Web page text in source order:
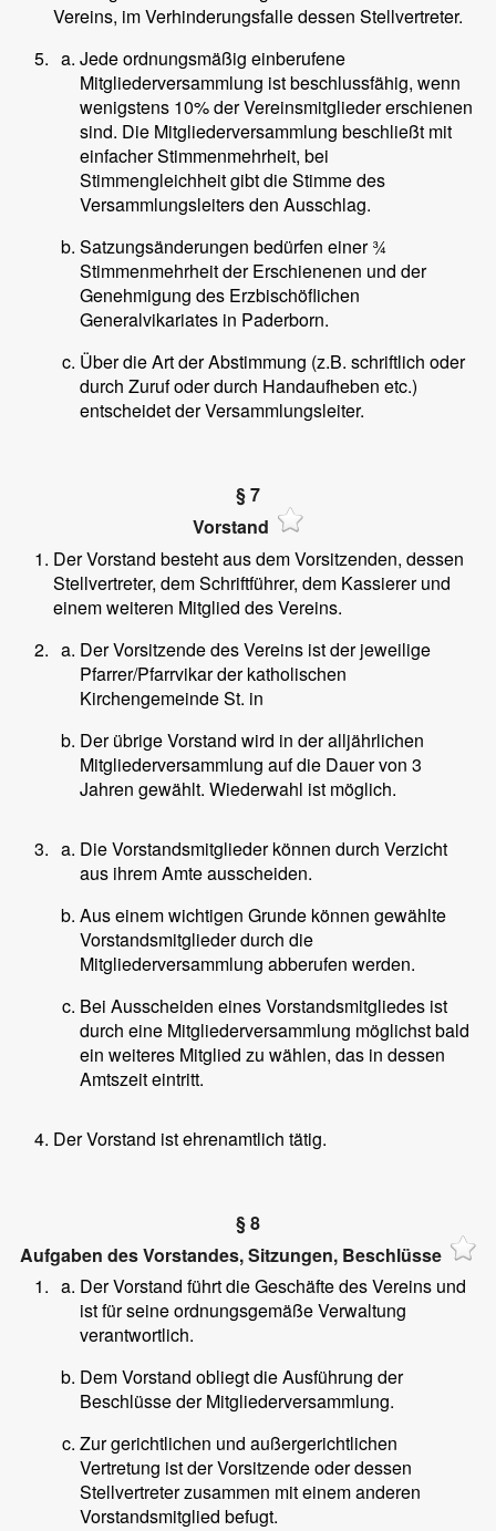
Vereins, im Verhinderungsfalle dessen Stellvertreter.
Jede ordnungsmäßig einberufene
Mitgliederversammlung ist beschlussfähig, wenn
wenigstens 10% der Vereinsmitglieder erschienen
sind. Die Mitgliederversammlung beschließt mit
einfacher Stimmenmehrheit, bei
Stimmengleichheit gibt die Stimme des
Versammlungsleiters den Ausschlag.
Satzungsänderungen bedürfen einer ¾
Stimmenmehrheit der Erschienenen und der
Genehmigung des Erzbischöflichen
Generalvikariates in Paderborn.
Über die Art der Abstimmung (z.B. schriftlich oder
durch Zuruf oder durch Handaufheben etc.)
entscheidet der Versammlungsleiter.
§ 7
Vorstand
Der Vorstand besteht aus dem Vorsitzenden, dessen
Stellvertreter, dem Schriftführer, dem Kassierer und
einem weiteren Mitglied des Vereins.
Der Vorsitzende des Vereins ist der jeweilige
Pfarrer/Pfarrvikar der katholischen
Kirchengemeinde St. in
Der übrige Vorstand wird in der alljährlichen
Mitgliederversammlung auf die Dauer von 3
Jahren gewählt. Wiederwahl ist möglich.
Die Vorstandsmitglieder können durch Verzicht
aus ihrem Amte ausscheiden.
Aus einem wichtigen Grunde können gewählte
Vorstandsmitglieder durch die
Mitgliederversammlung abberufen werden.
Bei Ausscheiden eines Vorstandsmitgliedes ist
durch eine Mitgliederversammlung möglichst bald
ein weiteres Mitglied zu wählen, das in dessen
Amtszeit eintritt.
Der Vorstand ist ehrenamtlich tätig.
§ 8
Aufgaben des Vorstandes, Sitzungen, Beschlüsse
Der Vorstand führt die Geschäfte des Vereins und
ist für seine ordnungsgemäße Verwaltung
verantwortlich.
Dem Vorstand obliegt die Ausführung der
Beschlüsse der Mitgliederversammlung.
Zur gerichtlichen und außergerichtlichen
Vertretung ist der Vorsitzende oder dessen
Stellvertreter zusammen mit einem anderen
Vorstandsmitglied befugt.